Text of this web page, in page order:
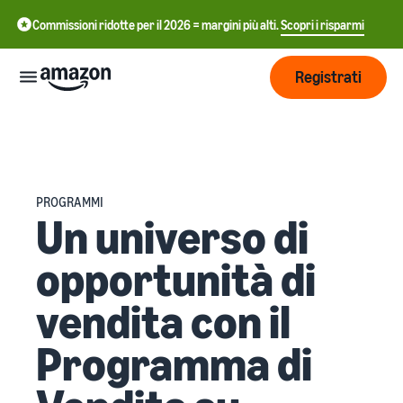
Commissioni ridotte per il 2026 = margini più alti.Scopri i risparmi
Inizia a
vendere
Amazon
Introduzione alla
vendita
Come diventare un Partner
di Vendita Amazon
Gestisci
Logistica
di
Amazon
Logistica di Amazon
Esternalizza spedizioni, resi
e servizio clienti
Raggiungi
più clienti
Pubblicizza con
Prezzi
Informarsi
Impara
中
CN
English
Italiano
Registrati
PROGRAMMI
Un universo di
opportunità di
vendita con il
Programma di